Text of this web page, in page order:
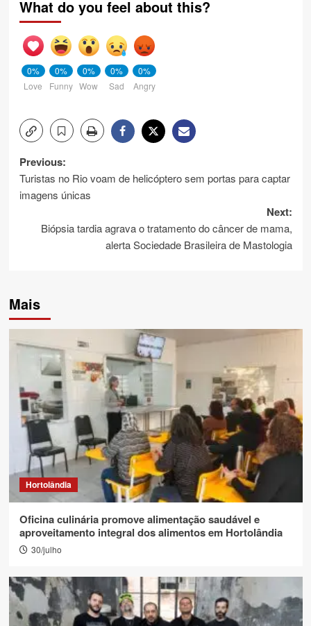
What do you feel about this?
0%
Love
0%
Funny
0%
Wow
0%
Sad
0%
Angry
Post
navigation
Previous:
Turistas no Rio voam de helicóptero sem portas para captar
imagens únicas
Next:
Biópsia tardia agrava o tratamento do câncer de mama,
alerta Sociedade Brasileira de Mastologia
Mais
Hortolândia
Oficina culinária promove alimentação saudável e
aproveitamento integral dos alimentos em Hortolândia
30/julho